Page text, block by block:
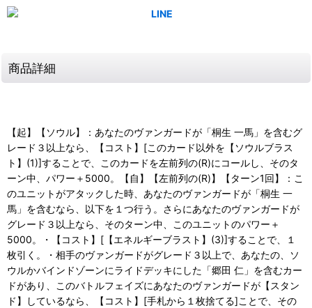
商品詳細
【起】【ソウル】：あなたのヴァンガードが「桐生 一馬」を含むグ
レード３以上なら、【コスト】[このカード以外を【ソウルブラス
ト】(1)]することで、このカードを左前列の(R)にコールし、そのタ
ーン中、パワー＋5000。【自】【左前列の(R)】【ターン1回】：こ
のユニットがアタックした時、あなたのヴァンガードが「桐生 一
馬」を含むなら、以下を１つ行う。さらにあなたのヴァンガードが
グレード３以上なら、そのターン中、このユニットのパワー＋
5000。・【コスト】[【エネルギーブラスト】(3)]することで、１
枚引く。・相手のヴァンガードがグレード３以上で、あなたの、ソ
ウルかバインドゾーンにライドデッキにした「郷田 仁」を含むカー
ドがあり、このバトルフェイズにあなたのヴァンガードが【スタン
ド】しているなら、【コスト】[手札から１枚捨てる]ことで、その